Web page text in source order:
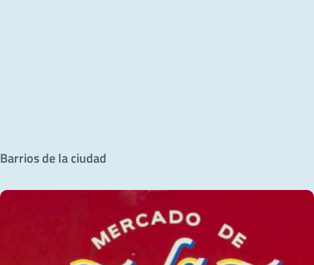
Barrios de la ciudad